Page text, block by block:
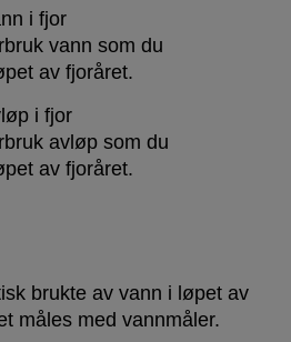
i fjor
vann som du
av fjoråret.
i fjor
avløp som du
av fjoråret.
brukte av vann i løpet av
måles med vannmåler.